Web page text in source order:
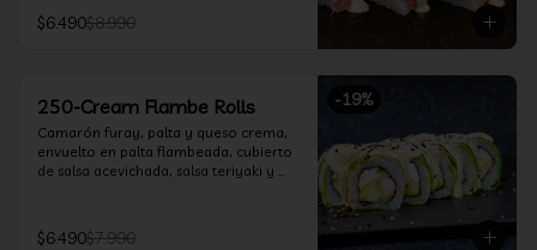
$6.490$8.990
-19%
250-Cream Flambe Rolls
Camarón furay, palta y queso crema,
envuelto en palta flambeada, cubierto
de salsa acevichada, salsa teriyaki y
$6.490$7.990